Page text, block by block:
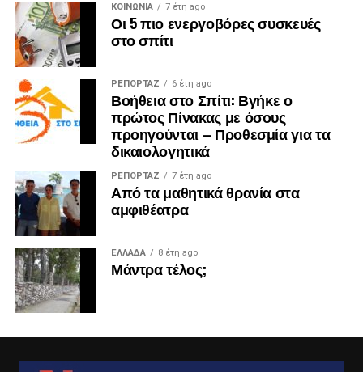
ΚΟΙΝΩΝΙΑ 7 έτη ago
Οι 5 πιο ενεργοβόρες συσκευές
στο σπίτι
ΡΕΠΟΡΤΑΖ 6 έτη ago
Βοήθεια στο Σπίτι: Βγήκε ο
πρώτος Πίνακας με όσους
προηγούνται – Προθεσμία για τα
δικαιολογητικά
ΡΕΠΟΡΤΑΖ 7 έτη ago
Από τα μαθητικά θρανία στα
αμφιθέατρα
ΕΛΛΑΔΑ 8 έτη ago
Μάντρα τέλος;